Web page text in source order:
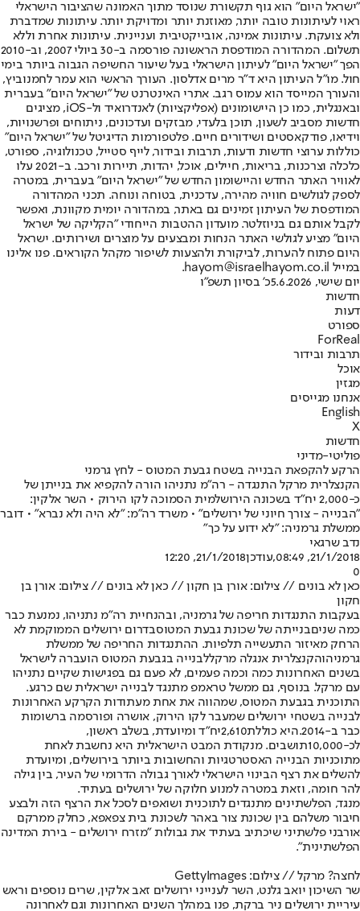
"ישראל היום" הוא גוף תקשורת שנוסד מתוך האמונה שהציבור הישראלי
ראוי לעיתונות טובה יותר, מאוזנת יותר ומדויקת יותר. עיתונות שמדברת
ולא צועקת. עיתונות אמינה, אובייקטיבית ועניינית. עיתונות אחרת וללא
תשלום. המהדורה המודפסת הראשונה פורסמה ב-30 ביולי 2007, וב-2010
הפך "ישראל היום" לעיתון הישראלי בעל שיעור החשיפה הגבוה ביותר בימי
חול. מו"ל העיתון היא ד"ר מרים אדלסון. העורך הראשי הוא עמר לחמנוביץ,
והעורך המייסד הוא עמוס רגב. אתרי האינטרנט של "ישראל היום" בעברית
ובאנגלית, כמו כן היישומונים (אפליקציות) לאנדרואיד ול-iOS, מציגים
חדשות מסביב לשעון, תוכן בלעדי, מבזקים ועדכונים, ניתוחים ופרשנויות,
וידיאו, פודקאסטים ושידורים חיים. פלטפורמות הדיגיטל של "ישראל היום"
כוללות ערוצי חדשות ודעות, תרבות ובידור, לייף סטייל, טכנולוגיה, ספורט,
כלכלה וצרכנות, בריאות, חיילים, אוכל, יהדות, תיירות ורכב. ב-2021 עלו
לאוויר האתר החדש והיישומון החדש של "ישראל היום" בעברית, במטרה
לספק לגולשים חוויה מהירה, עדכנית, בטוחה ונוחה. תכני המהדורה
המודפסת של העיתון זמינים גם באתר, במהדורה יומית מקוונת, ואפשר
לקבל אותם גם בניוזלטר. מועדון ההטבות הייחודי "הקליקה של ישראל
היום" מציע לגולשי האתר הנחות ומבצעים על מוצרים ושירותים. ישראל
היום פתוח להערות, לביקורת ולהצעות לשיפור מקהל הקוראים. פנו אלינו
במייל hayom@israelhayom.co.il.
יום שישי, 5.6.2026
כ' בסיון תשפ"ו
חדשות
דעות
ספורט
ForReal
תרבות ובידור
אוכל
מגזין
אנחנו מגייסים
English
X
חדשות
פוליטי-מדיני
הרקע להקפאת הבנייה בשטח גבעת המטוס - לחץ גרמני
הקנצלרית מרקל התנגדה - רה"מ נתניהו הורה להקפיא את בנייתן של
כ-‭2,000‬ יח"ד בשכונה הירושלמית הסמוכה לקו הירוק • השר אלקין:
"הבנייה - צורך חיוני של ירושלים" • משרד רה"מ: "לא היה ולא נברא" • דובר
ממשלת גרמניה: "לא ידוע על כך"
נדב שרגאי
21/1/2018, 08:49
,עודכן21/1/2018, 12:20
0
כאן לא בונים // צילום: אורן בן חקון // כאן לא בונים // צילום: אורן בן
חקון
בעקבות התנגדות חריפה של גרמניה, ובהנחיית רה"מ נתניהו, נמנעת כבר
כמה שניםבנייתה של שכונת גבעת המטוסבדרום ירושלים הממוקמת לא
הרחק מאיזור התעשייה תלפיות. ההתנגדות החריפה של ממשלת
גרמניהוהקנצלרית אנגלה מרקללבנייה בגבעת המטוס הועברה לישראל
בשנים האחרונות כמה וכמה פעמים, לא פעם גם בפגישות שקיים נתניהו
עם מרקל. בנוסף, גם ממשל טראמפ מתנגד לבנייה ישראלית שם כרגע.
התוכנית בגבעת המטוס, שמהווה את אחת מעתודות הקרקע האחרונות
לבנייה בשטחי ירושלים שמעבר לקו הירוק, אושרה ופורסמה ברשומות
כבר ב-.2014היא כוללת2,610יח"ד ומיועדת, בשלב ראשון,
לכ-10,000תושבים. מנקודת המבט הישראלית היא נחשבת לאחת
מתוכניות הבנייה האסטרטגיות והחשובות ביותר בירושלים, ומיועדת
להשלים את רצף הבינוי הישראלי לאורך גבולה הדרומי של העיר, בין גילה
להר חומה, וזאת במטרה למנוע חלוקה של ירושלים בעתיד.
מנגד, הפלשתינים מתנגדים לתוכנית ושואפים לסכל את הרצף הזה ולבצע
חיבור משלהם בין שכונת צור באהר לשכונת בית צפאפא, כחלק ממרקם
אורבני פלשתיני שיכתיב בעתיד את גבולות "מזרח ירושלים - בירת המדינה
הפלשתינית".
לחצה? מרקל // צילום: GettyImages
שר השיכון יואב גלנט, השר לענייני ירושלים זאב אלקין, שרים נוספים וראש
עיריית ירושלים ניר ברקת, פנו במהלך השנים האחרונות וגם לאחרונה